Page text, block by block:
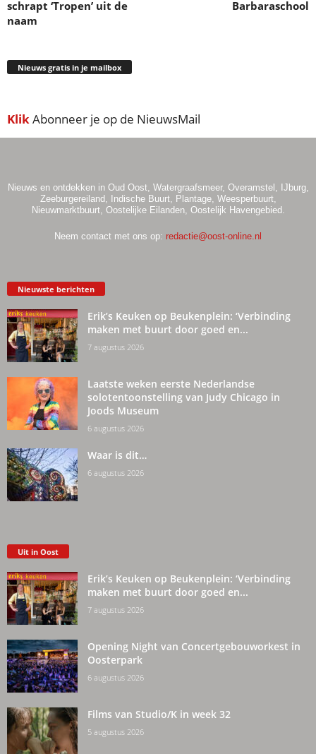
schrapt ‘Tropen’ uit de
naam
Barbaraschool
Nieuws gratis in je mailbox
KlikAbonneer je op de NieuwsMail
Nieuws en ontdekken in Oud Oost, Watergraafsmeer, Overamstel, IJburg,
Zeeburgereiland, Indische Buurt, Plantage, Weesperbuurt,
Nieuwmarktbuurt, Oostelijke Eilanden, Oostelijk Havengebied.
Neem contact met ons op: redactie@oost-online.nl
Nieuwste berichten
Erik’s Keuken op Beukenplein: ‘Verbinding
maken met buurt door goed en...
7 augustus 2026
Laatste weken eerste Nederlandse
solotentoonstelling van Judy Chicago in
Joods Museum
6 augustus 2026
Waar is dit…
6 augustus 2026
Uit in Oost
Erik’s Keuken op Beukenplein: ‘Verbinding
maken met buurt door goed en...
7 augustus 2026
Opening Night van Concertgebouworkest in
Oosterpark
6 augustus 2026
Films van Studio/K in week 32
5 augustus 2026